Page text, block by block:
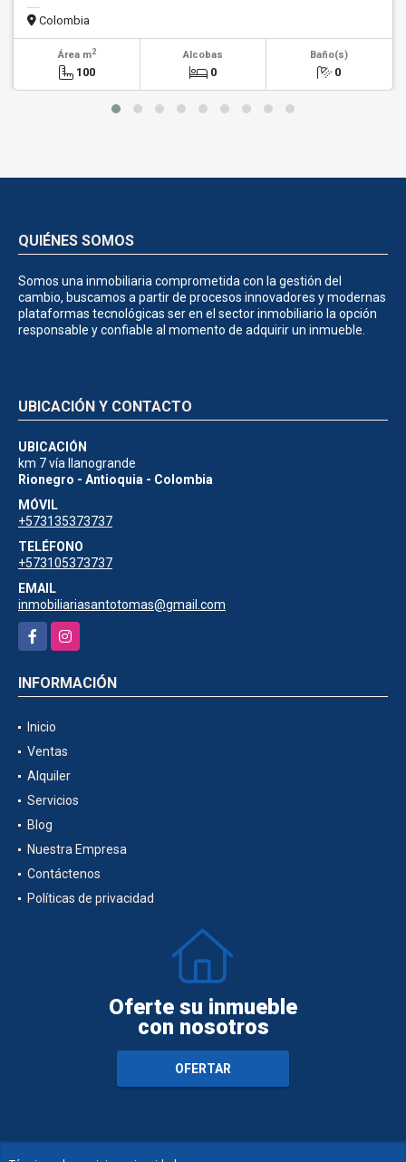
Colombia
Área m2
100
Alcobas
0
Baño(s)
0
QUIÉNES SOMOS
Somos una inmobiliaria comprometida con la gestión del
cambio, buscamos a partir de procesos innovadores y modernas
plataformas tecnológicas ser en el sector inmobiliario la opción
responsable y confiable al momento de adquirir un inmueble.
UBICACIÓN Y CONTACTO
UBICACIÓN
km 7 vía llanogrande
Rionegro - Antioquia - Colombia
MÓVIL
+573135373737
TELÉFONO
+573105373737
EMAIL
inmobiliariasantotomas@gmail.com
FacebookInstagram
INFORMACIÓN
Inicio
Ventas
Alquiler
Servicios
Blog
Nuestra Empresa
Contáctenos
Políticas de privacidad
Oferte su inmueble
con nosotros
OFERTAR